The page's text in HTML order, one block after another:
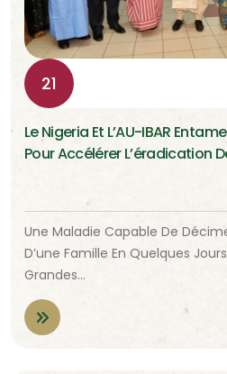
21
Le Nigeria Et L’AU-IBAR
Pour Accélérer L’éradication
Une Maladie Capable De
D’une Famille En Quelques
Grandes…